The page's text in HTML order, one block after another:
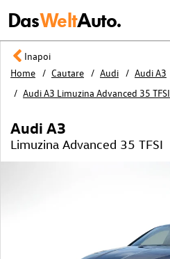
DasWeltAuto.
Inapoi
Home
Cautare Audi
Audi A3
Audi A3 Limuzina Advanced 35 TFSI
Audi A3
Limuzina Advanced 35 TFSI